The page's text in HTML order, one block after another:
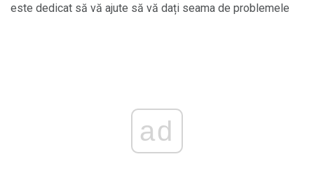
este dedicat să vă ajute să vă dați seama de problemele
ad